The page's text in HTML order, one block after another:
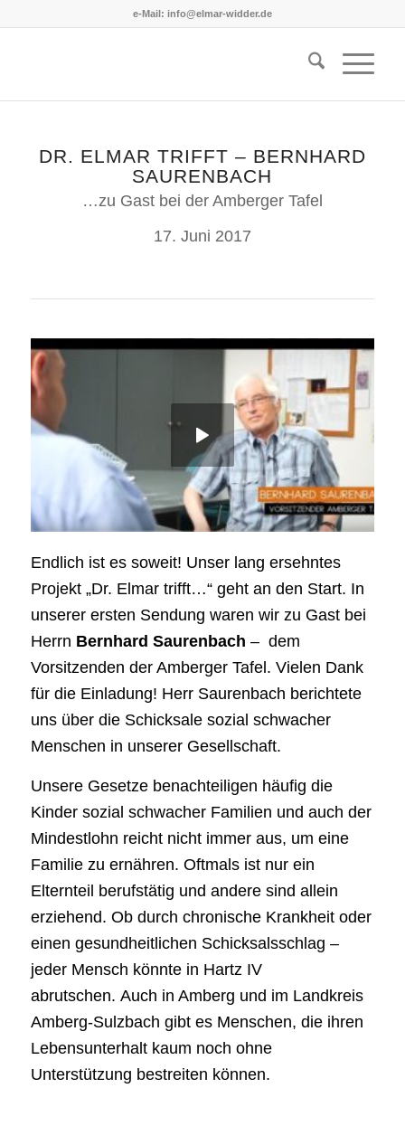
e-Mail: info@elmar-widder.de
DR. ELMAR TRIFFT – BERNHARD
SAURENBACH
…zu Gast bei der Amberger Tafel
17. Juni 2017
Endlich ist es soweit! Unser lang ersehntes
Projekt „Dr. Elmar trifft…“ geht an den Start. In
unserer ersten Sendung waren wir zu Gast bei
Herrn Bernhard Saurenbach – dem
Vorsitzenden der Amberger Tafel. Vielen Dank
für die Einladung! Herr Saurenbach berichtete
uns über die Schicksale sozial schwacher
Menschen in unserer Gesellschaft.
Unsere Gesetze benachteiligen häufig die
Kinder sozial schwacher Familien und auch der
Mindestlohn reicht nicht immer aus, um eine
Familie zu ernähren. Oftmals ist nur ein
Elternteil berufstätig und andere sind allein
erziehend. Ob durch chronische Krankheit oder
einen gesundheitlichen Schicksalsschlag –
jeder Mensch könnte in Hartz IV
abrutschen. Auch in Amberg und im Landkreis
Amberg-Sulzbach gibt es Menschen, die ihren
Lebensunterhalt kaum noch ohne
Unterstützung bestreiten können.